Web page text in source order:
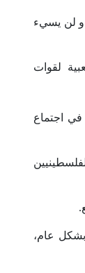
و لن يسيء
لقوات
اجتماع
الفلسطينيين
عام،